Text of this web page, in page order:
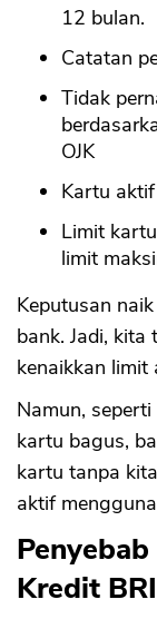
12 bulan.
Catatan
Tidak
OJK
Kartu
Limit
limit
Keputusan
bank. Jadi,
kenaikkan limit
Namun,
kartu bagus,
kartu tanpa
aktif
Kredit